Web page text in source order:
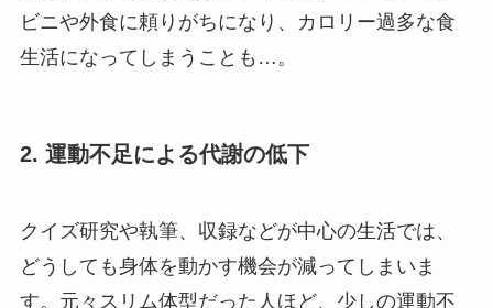
ビニや外食に頼りがちになり、カロリー過多な食
生活になってしまうことも…。
2. 運動不足による代謝の低下
クイズ研究や執筆、収録などが中心の生活では、
どうしても身体を動かす機会が減ってしまいま
す。元々スリム体型だった人ほど、少しの運動不